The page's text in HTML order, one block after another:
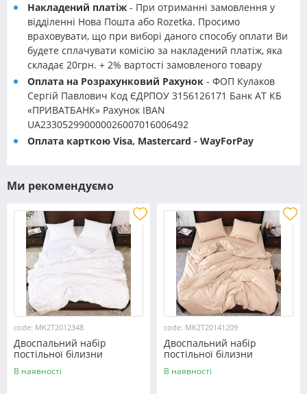
Накладений платіж - При отриманні замовлення у
відділенні Нова Пошта або Rozetka. Просимо
враховувати, що при виборі даного способу оплати Ви
будете сплачувати комісію за накладений платіж, яка
складає 20грн. + 2% вартості замовленого товару
Оплата на Розрахунковий Рахунок - ФОП Кулаков
Сергій Павлович Код ЄДРПОУ 3156126171 Банк АТ КБ
«ПРИВАТБАНК» Рахунок IBAN
UA233052990000026007016006492
Оплата карткою Visa, Mastercard - WayForPay
Ми рекомендуємо
code: MK2T2012348
Двоспальний набір
постільної білизни
180*220 із мікрофібри
№2012348 Черешенка™
В наявності
code: MK2T20141209
Двоспальний набір
постільної білизни
180*220 із мікрофібри
№20141209 Черешенка™
В наявності